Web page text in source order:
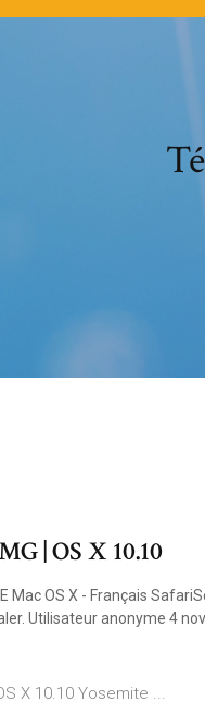
| OS X 10.10
Mac OS X - Français
Utilisateur anonyme 4
X 10.10 Yosemite ...